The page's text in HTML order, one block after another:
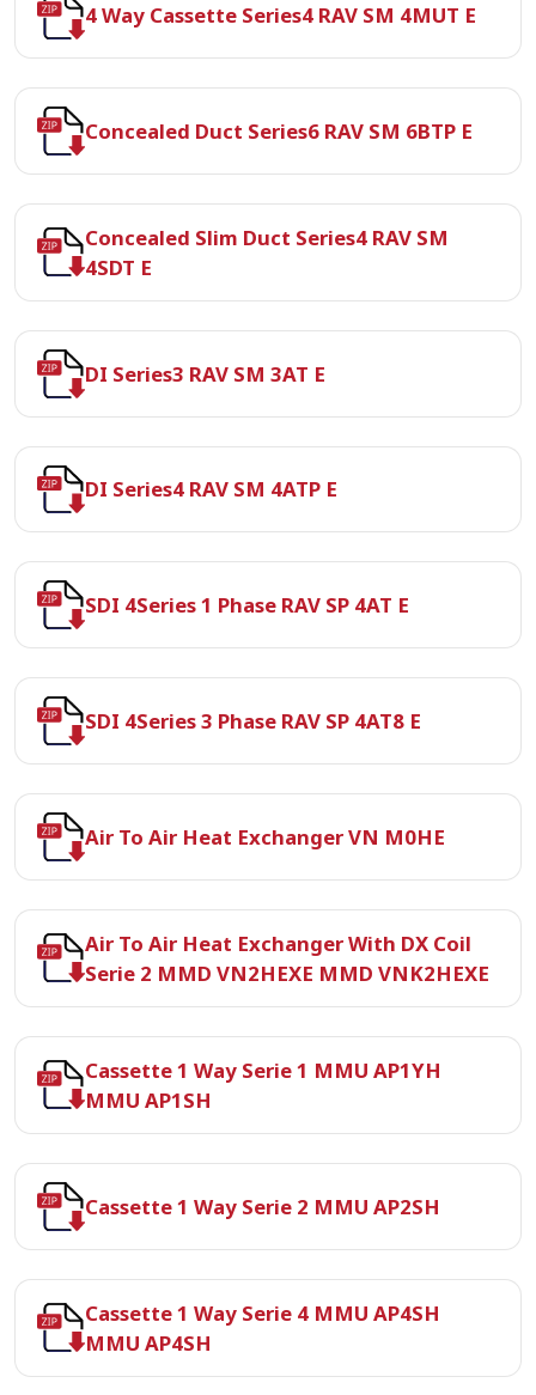
4 Way Cassette Series4 RAV SM 4MUT E
Concealed Duct Series6 RAV SM 6BTP E
Concealed Slim Duct Series4 RAV SM
4SDT E
DI Series3 RAV SM 3AT E
DI Series4 RAV SM 4ATP E
SDI 4Series 1 Phase RAV SP 4AT E
SDI 4Series 3 Phase RAV SP 4AT8 E
Air To Air Heat Exchanger VN M0HE
Air To Air Heat Exchanger With DX Coil
Serie 2 MMD VN2HEXE MMD VNK2HEXE
Cassette 1 Way Serie 1 MMU AP1YH
MMU AP1SH
Cassette 1 Way Serie 2 MMU AP2SH
Cassette 1 Way Serie 4 MMU AP4SH
MMU AP4SH